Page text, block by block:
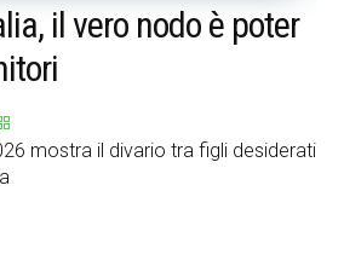
il vero nodo è poter
mostra il divario tra figli desiderati